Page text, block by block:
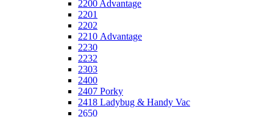
2200 Advantage
2201
2202
2210 Advantage
2230
2232
2303
2400
2407 Porky
2418 Ladybug & Handy Vac
2650